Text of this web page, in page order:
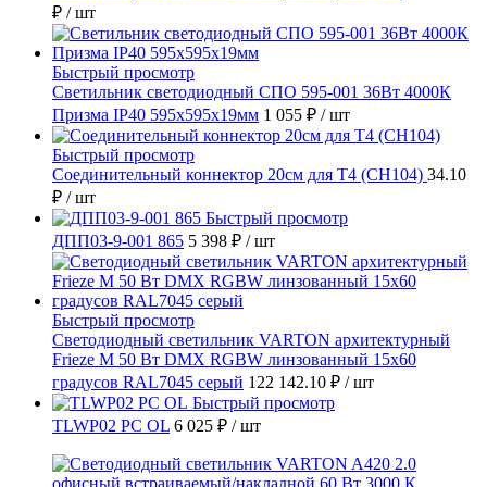
₽ / шт
Быстрый просмотр
Светильник светодиодный СПО 595-001 36Вт 4000К
Призма IP40 595х595х19мм 1 055 ₽ / шт
Быстрый просмотр
Соединительный коннектор 20см для T4 (СН104) 34.10
₽ / шт
Быстрый просмотр
ДПП03-9-001 865 5 398 ₽ / шт
Быстрый просмотр
Светодиодный светильник VARTON архитектурный
Frieze M 50 Вт DMX RGBW линзованный 15x60
градусов RAL7045 серый 122 142.10 ₽ / шт
Быстрый просмотр
TLWP02 PC OL 6 025 ₽ / шт